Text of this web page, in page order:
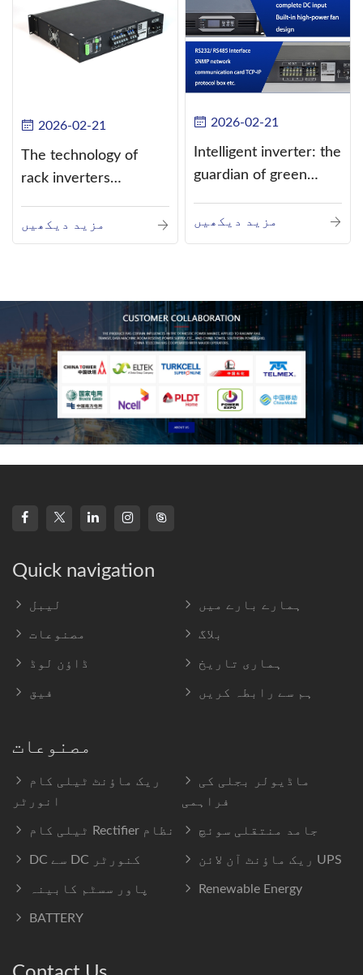
2026-02-21
The technology of
rack inverters
such as the use of
three-CPU control
مزید دیکھیں
2026-02-21
Intelligent inverter: the
guardian of green
مزید دیکھیں
Quick navigation
لیبل ہمارے بارے میں
مصنوعات بلاگ
ڈاؤن لوڈ ہماری تاریخ
فیق ہم سے رابطہ کریں
مصنوعات
ریک ماؤنٹ ٹیلی کام
انورٹر
ماڈیولر بجلی کی
فراہمی
ٹیلی کام Rectifier نظام جامد منتقلی سوئچ
DC سے DC کنورٹر ریک ماؤنٹ آن لائن UPS
پاور سسٹم کابینہ Renewable Energy
BATTERY